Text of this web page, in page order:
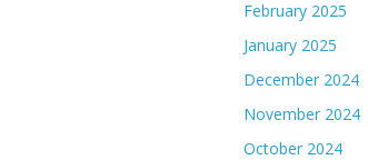
February 2025
January 2025
December 2024
November 2024
October 2024